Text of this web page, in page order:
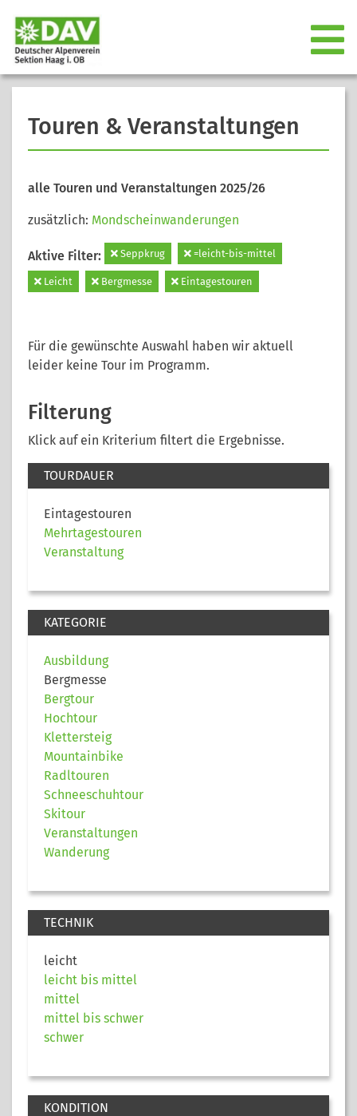
Touren & Veranstaltungen
alle Touren und Veranstaltungen 2025/26
zusätzlich: Mondscheinwanderungen
Aktive Filter: Seppkrug =leicht-bis-mittel
Leicht Bergmesse Eintagestouren
Für die gewünschte Auswahl haben wir aktuell
leider keine Tour im Programm.
Filterung
Klick auf ein Kriterium filtert die Ergebnisse.
TOURDAUER
Eintagestouren
Mehrtagestouren
Veranstaltung
KATEGORIE
Ausbildung
Bergmesse
Bergtour
Hochtour
Klettersteig
Mountainbike
Radltouren
Schneeschuhtour
Skitour
Veranstaltungen
Wanderung
TECHNIK
leicht
leicht bis mittel
mittel
mittel bis schwer
schwer
KONDITION